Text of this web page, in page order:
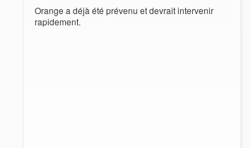
Orange a déjà été prévenu et devrait intervenir
rapidement.